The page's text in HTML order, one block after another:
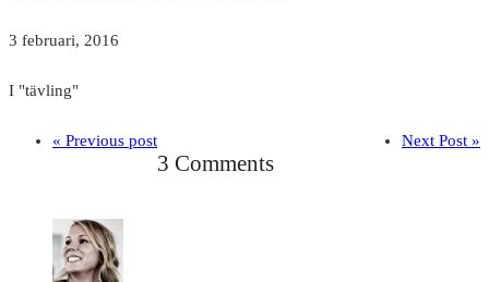
3 februari, 2016
I "tävling"
« Previous post Next Post »
3 Comments